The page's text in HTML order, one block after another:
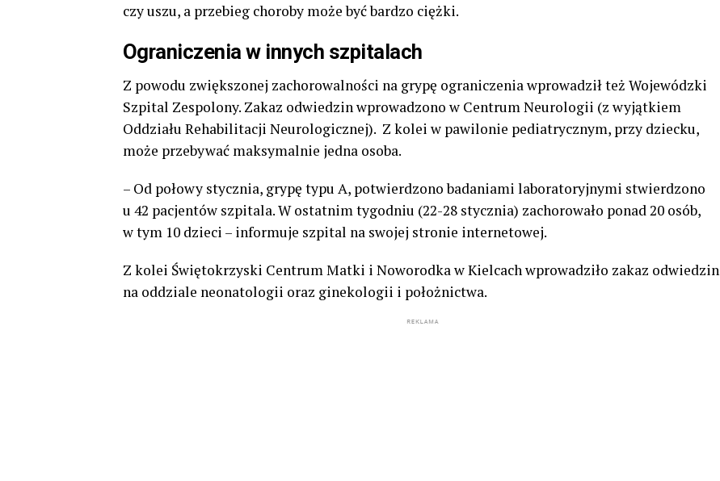
czy uszu, a przebieg choroby może być bardzo ciężki.
Ograniczenia w innych szpitalach
Z powodu zwiększonej zachorowalności na grypę ograniczenia wprowadził też Wojewódzki
Szpital Zespolony. Zakaz odwiedzin wprowadzono w Centrum Neurologii (z wyjątkiem
Oddziału Rehabilitacji Neurologicznej). Z kolei w pawilonie pediatrycznym, przy dziecku,
może przebywać maksymalnie jedna osoba.
– Od połowy stycznia, grypę typu A, potwierdzono badaniami laboratoryjnymi stwierdzono
u 42 pacjentów szpitala. W ostatnim tygodniu (22-28 stycznia) zachorowało ponad 20 osób,
w tym 10 dzieci – informuje szpital na swojej stronie internetowej.
Z kolei Świętokrzyski Centrum Matki i Noworodka w Kielcach wprowadziło zakaz odwiedzin
na oddziale neonatologii oraz ginekologii i położnictwa.